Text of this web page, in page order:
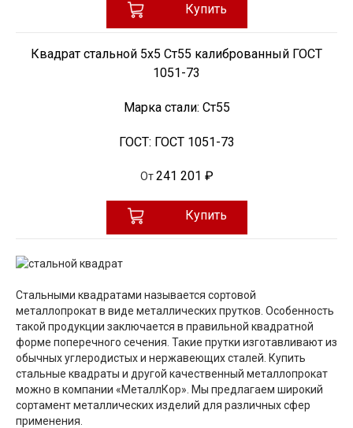
Купить
Квадрат стальной 5х5 Ст55 калиброванный ГОСТ
1051-73
Марка стали: Ст55
ГОСТ: ГОСТ 1051-73
От 241 201 ₽
Купить
Стальными квадратами называется сортовой
металлопрокат в виде металлических прутков. Особенность
такой продукции заключается в правильной квадратной
форме поперечного сечения. Такие прутки изготавливают из
обычных углеродистых и нержавеющих сталей. Купить
стальные квадраты и другой качественный металлопрокат
можно в компании «МеталлКор». Мы предлагаем широкий
сортамент металлических изделий для различных сфер
применения.